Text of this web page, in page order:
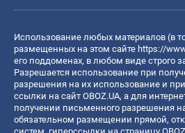
Использование любых материалов (в
размещенных на этом сайте https://
его поддоменах, в любом виде строго
Разрешается использование при
разрешения на их использование и
ссылки на сайт OBOZ.UA, а для
получении письменного разрешения
обязательном размещении прямой,